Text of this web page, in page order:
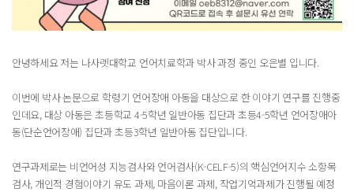
안녕하세요 저는 나사렛대학교 언어치료학과 박사 과정 중인 오은별 입니다.
이번에 박사 논문으로 학령기 언어장애 아동을 대상으로 한 이야기 연구를 진행중
인데요, 대상 아동은 초등학교 4-5학년 일반아동 집단과 초등4-5학년 언어장애아
동(단순언어장애) 집단과 초등3학년 일반아동 집단입니다.
연구과제로는 비언어성 지능검사와 언어검사(K-CELF-5)의 핵심언어지수 소항목
검사, 개인적 경험이야기 유도 과제, 마음이론 과제, 작업기억과제가 진행될 예정